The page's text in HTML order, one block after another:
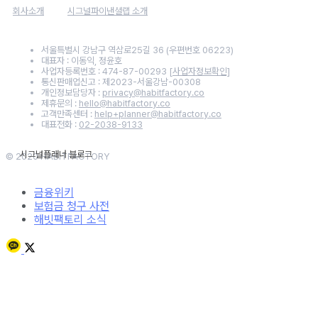
회사소개
시그널파이낸셜랩 소개
서울특별시 강남구 역삼로25길 36 (우편번호 06223)
대표자 : 이동익, 정윤호
사업자등록번호 : 474-87-00293 [사업자정보확인]
통신판매업신고 : 제2023-서울강남-00308
개인정보담당자 : privacy@habitfactory.co
제휴문의 : hello@habitfactory.co
고객만족센터 : help+planner@habitfactory.co
대표전화 : 02-2038-9133
© 2020 HABITFACTORY
금융위키
보험금 청구 사전
해빗팩토리 소식